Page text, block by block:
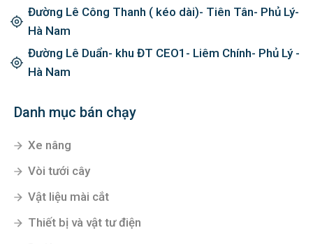
Đường Lê Công Thanh ( kéo dài)- Tiên Tân- Phủ Lý-
Hà Nam
Đường Lê Duẩn- khu ĐT CEO1- Liêm Chính- Phủ Lý -
Hà Nam
Danh mục bán chạy
Xe nâng
Vòi tưới cây
Vật liệu mài cắt
Thiết bị và vật tư điện